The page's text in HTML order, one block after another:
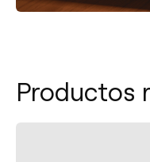
Productos